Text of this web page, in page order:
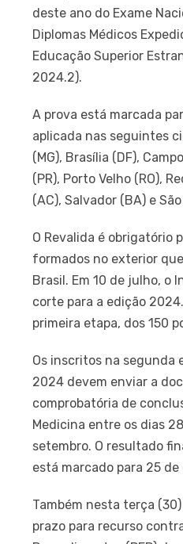
deste ano do Exame
Diplomas Médicos
Educação Superior
2024.2).
A prova está marcada
aplicada nas seguintes
(MG), Brasília (DF),
(PR), Porto Velho (RO),
(AC), Salvador (BA) e
O Revalida é obrigatório
formados no exterior
Brasil. Em 10 de julho, o
corte para a edição
primeira etapa, dos 150
Os inscritos na segunda
2024 devem enviar a
comprobatória de
Medicina entre os dias
setembro. O resultado
está marcado para 25
Também nesta terça
prazo para recurso